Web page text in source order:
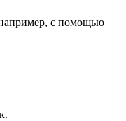
например, с помощью